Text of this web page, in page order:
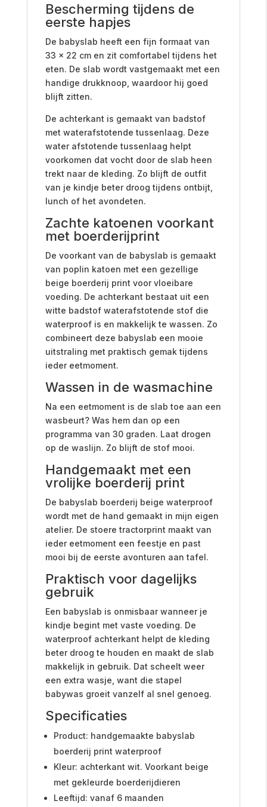
Bescherming tijdens de
eerste hapjes
De babyslab heeft een fijn formaat van
33 x 22 cm en zit comfortabel tijdens het
eten. De slab wordt vastgemaakt met een
handige drukknoop, waardoor hij goed
blijft zitten.
De achterkant is gemaakt van badstof
met waterafstotende tussenlaag. Deze
water afstotende tussenlaag helpt
voorkomen dat vocht door de slab heen
trekt naar de kleding. Zo blijft de outfit
van je kindje beter droog tijdens ontbijt,
lunch of het avondeten.
Zachte katoenen voorkant
met boerderijprint
De voorkant van de babyslab is gemaakt
van poplin katoen met een gezellige
beige boerderij print voor vloeibare
voeding. De achterkant bestaat uit een
witte badstof waterafstotende stof die
waterproof is en makkelijk te wassen. Zo
combineert deze babyslab een mooie
uitstraling met praktisch gemak tijdens
ieder eetmoment.
Wassen in de wasmachine
Na een eetmoment is de slab toe aan een
wasbeurt? Was hem dan op een
programma van 30 graden. Laat drogen
op de waslijn. Zo blijft de stof mooi.
Handgemaakt met een
vrolijke boerderij print
De babyslab boerderij beige waterproof
wordt met de hand gemaakt in mijn eigen
atelier. De stoere tractorprint maakt van
ieder eetmoment een feestje en past
mooi bij de eerste avonturen aan tafel.
Praktisch voor dagelijks
gebruik
Een babyslab is onmisbaar wanneer je
kindje begint met vaste voeding. De
waterproof achterkant helpt de kleding
beter droog te houden en maakt de slab
makkelijk in gebruik. Dat scheelt weer
een extra wasje, want die stapel
babywas groeit vanzelf al snel genoeg.
Specificaties
Product: handgemaakte babyslab
boerderij print waterproof
Kleur: achterkant wit. Voorkant beige
met gekleurde boerderijdieren
Leeftijd: vanaf 6 maanden